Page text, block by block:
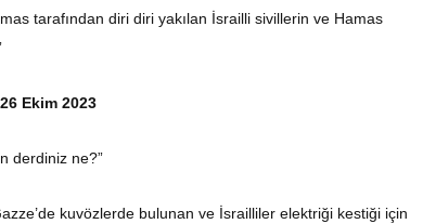
tarafından diri diri yakılan İsrailli sivillerin ve Hamas
Ekim 2023
derdiniz ne?”
kuvözlerde bulunan ve İsrailliler elektriği kestiği için